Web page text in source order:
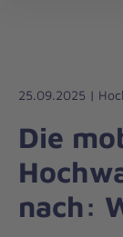
25.09.2025 |
Die
nach: